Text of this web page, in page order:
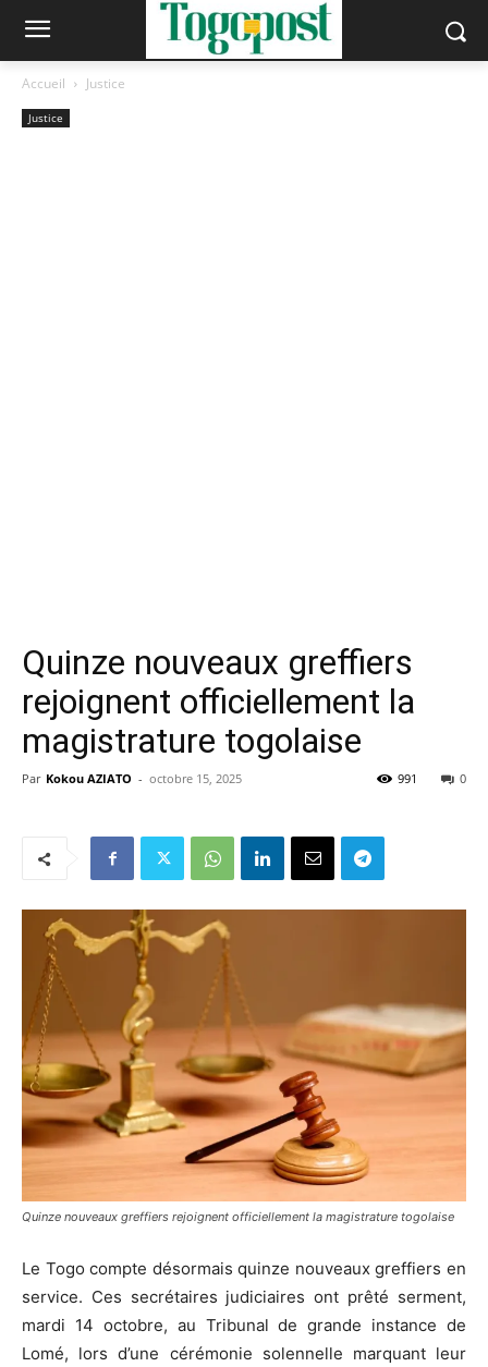
Accueil Justice
Justice
Quinze nouveaux greffiers
rejoignent officiellement la
magistrature togolaise
Par Kokou AZIATO - octobre 15, 2025 0
991
Quinze nouveaux greffiers rejoignent officiellement la magistrature togolaise
Le Togo compte désormais quinze nouveaux greffiers en
service. Ces secrétaires judiciaires ont prêté serment,
mardi 14 octobre, au Tribunal de grande instance de
Lomé, lors d’une cérémonie solennelle marquant leur